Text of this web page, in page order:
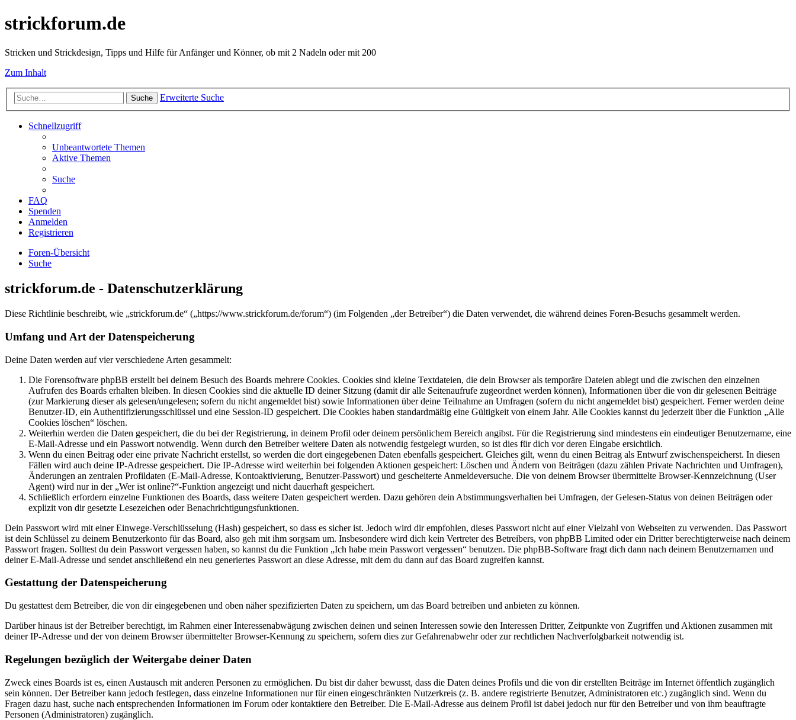
strickforum.de
Stricken und Strickdesign, Tipps und Hilfe für Anfänger und Könner, ob mit 2 Nadeln oder mit 200
Zum Inhalt
Suche Erweiterte Suche
Schnellzugriff
Unbeantwortete Themen
Aktive Themen
Suche
FAQ
Spenden
Anmelden
Registrieren
Foren-Übersicht
Suche
strickforum.de - Datenschutzerklärung
Diese Richtlinie beschreibt, wie „strickforum.de“ („https://www.strickforum.de/forum“) (im Folgenden „der Betreiber“) die Daten verwendet, die während deines Foren-Besuchs gesammelt werden.
Umfang und Art der Datenspeicherung
Deine Daten werden auf vier verschiedene Arten gesammelt:
Die Forensoftware phpBB erstellt bei deinem Besuch des Boards mehrere Cookies. Cookies sind kleine Textdateien, die dein Browser als temporäre Dateien ablegt und die zwischen den einzelnen
Aufrufen des Boards erhalten bleiben. In diesen Cookies sind die aktuelle ID deiner Sitzung (damit dir alle Seitenaufrufe zugeordnet werden können), Informationen über die von dir gelesenen Beiträge
(zur Markierung dieser als gelesen/ungelesen; sofern du nicht angemeldet bist) sowie Informationen über deine Teilnahme an Umfragen (sofern du nicht angemeldet bist) gespeichert. Ferner werden deine
Benutzer-ID, ein Authentifizierungsschlüssel und eine Session-ID gespeichert. Die Cookies haben standardmäßig eine Gültigkeit von einem Jahr. Alle Cookies kannst du jederzeit über die Funktion „Alle
Cookies löschen“ löschen.
Weiterhin werden die Daten gespeichert, die du bei der Registrierung, in deinem Profil oder deinem persönlichem Bereich angibst. Für die Registrierung sind mindestens ein eindeutiger Benutzername, eine
E-Mail-Adresse und ein Passwort notwendig. Wenn durch den Betreiber weitere Daten als notwendig festgelegt wurden, so ist dies für dich vor deren Eingabe ersichtlich.
Wenn du einen Beitrag oder eine private Nachricht erstellst, so werden die dort eingegebenen Daten ebenfalls gespeichert. Gleiches gilt, wenn du einen Beitrag als Entwurf zwischenspeicherst. In diesen
Fällen wird auch deine IP-Adresse gespeichert. Die IP-Adresse wird weiterhin bei folgenden Aktionen gespeichert: Löschen und Ändern von Beiträgen (dazu zählen Private Nachrichten und Umfragen),
Änderungen an zentralen Profildaten (E-Mail-Adresse, Kontoaktivierung, Benutzer-Passwort) und gescheiterte Anmeldeversuche. Die von deinem Browser übermittelte Browser-Kennzeichnung (User
Agent) wird nur in der „Wer ist online?“-Funktion angezeigt und nicht dauerhaft gespeichert.
Schließlich erfordern einzelne Funktionen des Boards, dass weitere Daten gespeichert werden. Dazu gehören dein Abstimmungsverhalten bei Umfragen, der Gelesen-Status von deinen Beiträgen oder
explizit von dir gesetzte Lesezeichen oder Benachrichtigungsfunktionen.
Dein Passwort wird mit einer Einwege-Verschlüsselung (Hash) gespeichert, so dass es sicher ist. Jedoch wird dir empfohlen, dieses Passwort nicht auf einer Vielzahl von Webseiten zu verwenden. Das Passwort
ist dein Schlüssel zu deinem Benutzerkonto für das Board, also geh mit ihm sorgsam um. Insbesondere wird dich kein Vertreter des Betreibers, von phpBB Limited oder ein Dritter berechtigterweise nach deinem
Passwort fragen. Solltest du dein Passwort vergessen haben, so kannst du die Funktion „Ich habe mein Passwort vergessen“ benutzen. Die phpBB-Software fragt dich dann nach deinem Benutzernamen und
deiner E-Mail-Adresse und sendet anschließend ein neu generiertes Passwort an diese Adresse, mit dem du dann auf das Board zugreifen kannst.
Gestattung der Datenspeicherung
Du gestattest dem Betreiber, die von dir eingegebenen und oben näher spezifizierten Daten zu speichern, um das Board betreiben und anbieten zu können.
Darüber hinaus ist der Betreiber berechtigt, im Rahmen einer Interessenabwägung zwischen deinen und seinen Interessen sowie den Interessen Dritter, Zeitpunkte von Zugriffen und Aktionen zusammen mit
deiner IP-Adresse und der von deinem Browser übermittelter Browser-Kennung zu speichern, sofern dies zur Gefahrenabwehr oder zur rechtlichen Nachverfolgbarkeit notwendig ist.
Regelungen bezüglich der Weitergabe deiner Daten
Zweck eines Boards ist es, einen Austausch mit anderen Personen zu ermöglichen. Du bist dir daher bewusst, dass die Daten deines Profils und die von dir erstellten Beiträge im Internet öffentlich zugänglich
sein können. Der Betreiber kann jedoch festlegen, dass einzelne Informationen nur für einen eingeschränkten Nutzerkreis (z. B. andere registrierte Benutzer, Administratoren etc.) zugänglich sind. Wenn du
Fragen dazu hast, suche nach entsprechenden Informationen im Forum oder kontaktiere den Betreiber. Die E-Mail-Adresse aus deinem Profil ist dabei jedoch nur für den Betreiber und von ihm beauftragte
Personen (Administratoren) zugänglich.